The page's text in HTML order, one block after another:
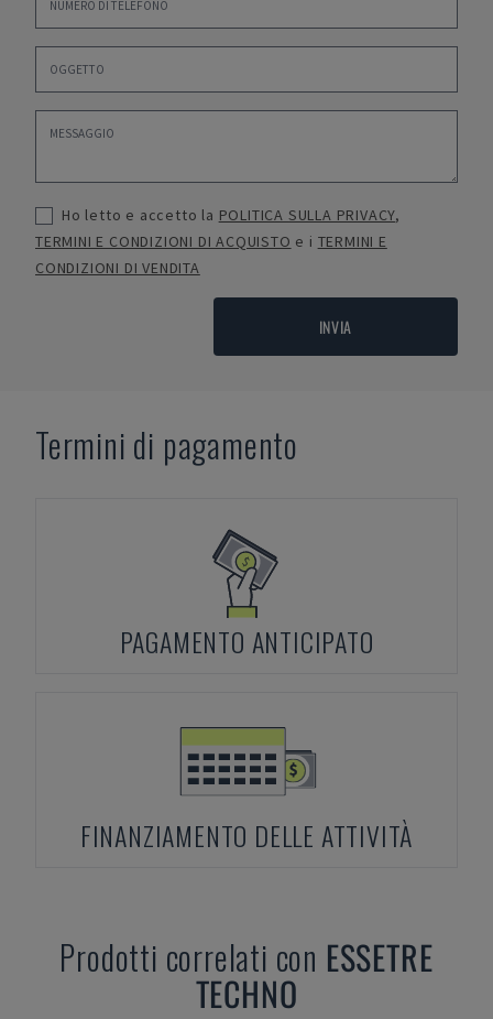
Ho letto e accetto la POLITICA SULLA PRIVACY,
TERMINI E CONDIZIONI DI ACQUISTO e i TERMINI E
CONDIZIONI DI VENDITA
INVIA
Termini di pagamento
PAGAMENTO ANTICIPATO
FINANZIAMENTO DELLE ATTIVITÀ
Prodotti correlati con ESSETRE
TECHNO